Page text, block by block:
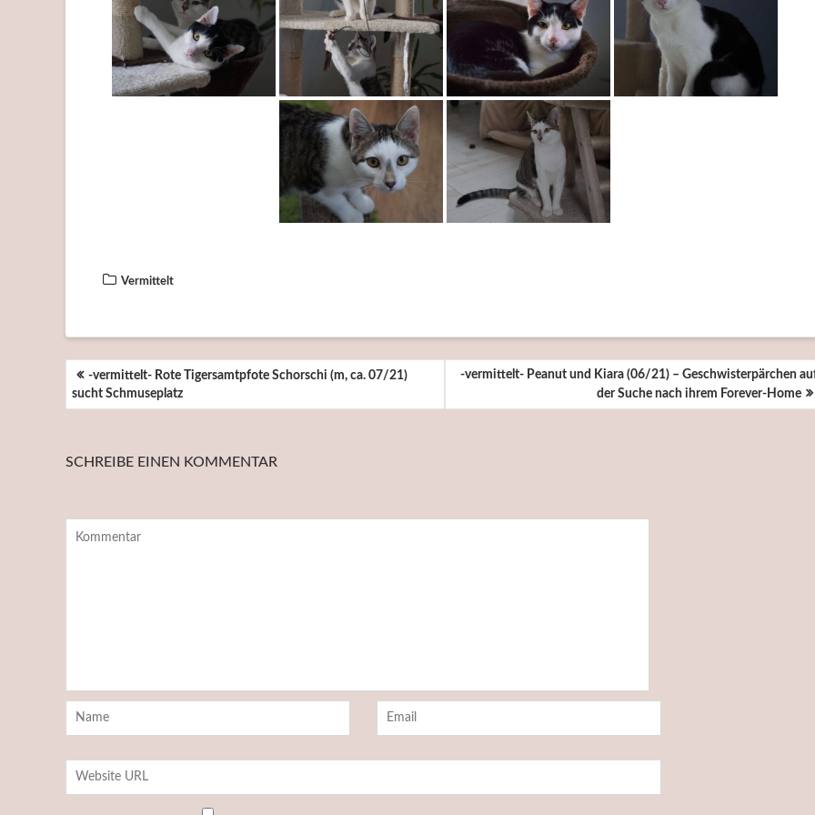
Vermittelt
BEITRAGSNAVIGATION
-vermittelt- Rote Tigersamtpfote Schorschi (m, ca. 07/21)
sucht Schmuseplatz
-vermittelt- Peanut und Kiara (06/21) – Geschwisterpärchen
der Suche nach ihrem Forever-Home
SCHREIBE EINEN KOMMENTAR